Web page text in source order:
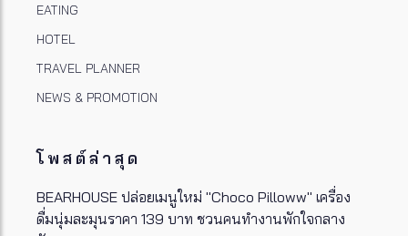
EATING
HOTEL
TRAVEL PLANNER
NEWS & PROMOTION
โพสต์ล่าสุด
BEARHOUSE ปล่อยเมนูใหม่ "Choco Pilloww" เครื่อง
ดื่มนุ่มละมุนราคา 139 บาท ชวนคนทำงานพักใจกลาง